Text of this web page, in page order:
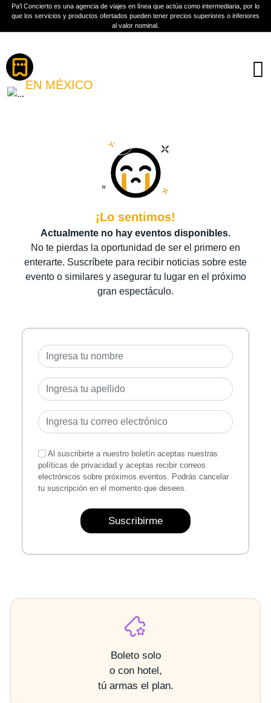
Pa'l Concierto es una agencia de viajes en línea que actúa como intermediaria, por lo
que los servicios y productos ofertados pueden tener precios superiores o inferiores
al valor nominal.
MTY COUNTRY FEST
EN MÉXICO
Más información
¡Lo sentimos!
Actualmente no hay eventos disponibles.
No te pierdas la oportunidad de ser el primero en
enterarte. Suscríbete para recibir noticias sobre este
evento o similares y asegurar tu lugar en el próximo
gran espectáculo.
Al suscribirte a nuestro boletín aceptas nuestras
políticas de privacidad y aceptas recibir correos
electrónicos sobre próximos eventos. Podrás cancelar
tu suscripción en el momento que desees.
Suscribirme
Boleto solo
o con hotel,
tú armas el plan.